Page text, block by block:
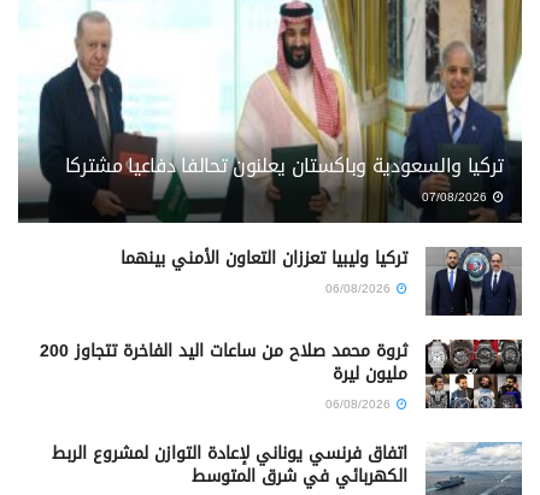
تركيا والسعودية وباكستان يعلنون تحالفا دفاعيا مشتركا
تركيا وليبيا تعززان التعاون الأمني بينهما
ثروة محمد صلاح من ساعات اليد الفاخرة تتجاوز 200
مليون ليرة
اتفاق فرنسي يوناني لإعادة التوازن لمشروع الربط
الكهربائي في شرق المتوسط